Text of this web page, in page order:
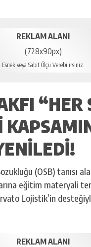
REKLAM ALANI
(728x90px)
Esnek veya Sabit Ölçü Verebilirsiniz.
“HER
(OSB) tanısı
eğitim materyali
Lojistik’in
REKLAM ALANI